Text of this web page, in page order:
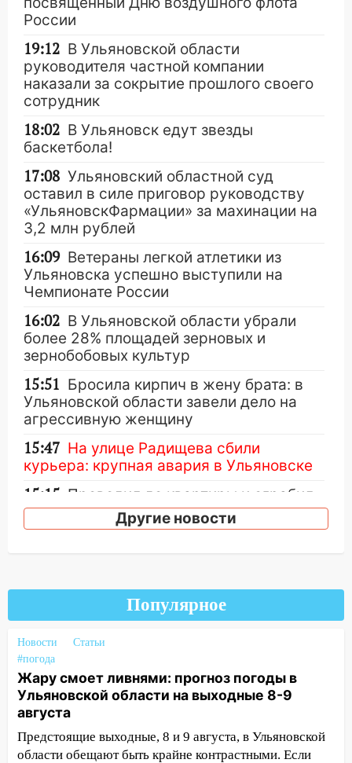
России
19:12 В Ульяновской области
руководителя частной компании
наказали за сокрытие прошлого своего
сотрудник
18:02 В Ульяновск едут звезды
баскетбола!
17:08 Ульяновский областной суд
оставил в силе приговор руководству
«УльяновскФармации» за махинации на
3,2 млн рублей
16:09 Ветераны легкой атлетики из
Ульяновска успешно выступили на
Чемпионате России
16:02 В Ульяновской области убрали
более 28% площадей зерновых и
зернобобовых культур
15:51 Бросила кирпич в жену брата: в
Ульяновской области завели дело на
агрессивную женщину
15:47 На улице Радищева сбили
курьера: крупная авария в Ульяновске
15:15 Проводил до квартиры и ограбил:
новый кавалер женщины оказался
рецидивистом
67% ульяновцев готовы
передумать увольняться, если им
повысят зарплату
14:01
более 4,6 миллиона рублей: перед
судом предстанет банда
автоподставщиков
13:36 В Инзе произошел крупный пожар
Другие новости
Популярное
Новости
Статьи
#погода
Жару смоет ливнями: прогноз погоды в
Ульяновской области на выходные 8-9
августа
Предстоящие выходные, 8 и 9 августа, в Ульяновской
области обещают быть крайне контрастными. Если